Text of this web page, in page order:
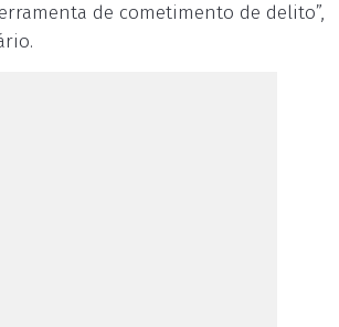
de cometimento de delito”,